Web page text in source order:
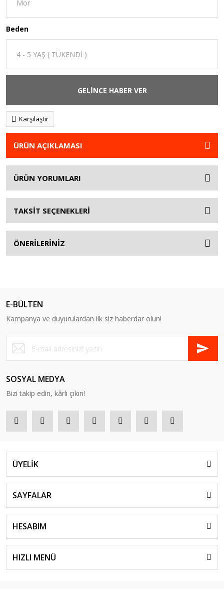
Beden
GELİNCE HABER VER
Karşılaştır
ÜRÜN AÇIKLAMASI
ÜRÜN YORUMLARI
TAKSİT SEÇENEKLERİ
ÖNERİLERİNİZ
E-BÜLTEN
Kampanya ve duyurulardan ilk siz haberdar olun!
SOSYAL MEDYA
Bizi takip edin, kârlı çıkın!
ÜYELİK
SAYFALAR
HESABIM
HIZLI MENÜ